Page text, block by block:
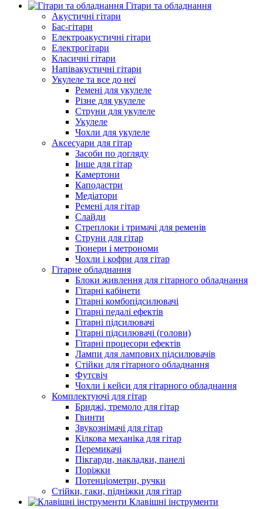
Гітари та обладнання
Акустичні гітари
Бас-гітари
Електроакустичні гітари
Електрогітари
Класичні гітари
Напівакустичні гітари
Укулеле та все до неї
Ремені для укулеле
Різне для укулеле
Струни для укулеле
Укулеле
Чохли для укулеле
Аксесуари для гітар
Засоби по догляду
Інше для гітар
Камертони
Каподастри
Медіатори
Ремені для гітар
Слайди
Стреплоки і тримачі для ременів
Струни для гітар
Тюнери і метрономи
Чохли і кофри для гітар
Гітарне обладнання
Блоки живлення для гітарного обладнання
Гітарні кабінети
Гітарні комбопідсилювачі
Гітарні педалі ефектів
Гітарні підсилювачі
Гітарні підсилювачі (голови)
Гітарні процесори ефектів
Лампи для лампових підсилювачів
Стійки для гітарного обладнання
Футсвіч
Чохли і кейси для гітарного обладнання
Комплектуючі для гітар
Бриджі, тремоло для гітар
Гвинти
Звукознімачі для гітар
Кілкова механіка для гітар
Перемикачі
Пікгарди, накладки, панелі
Поріжки
Потенціометри, ручки
Стійки, гаки, підніжки для гітар
Клавішні інструменти